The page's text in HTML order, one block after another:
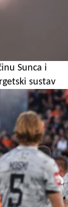
Sunca i
sustav